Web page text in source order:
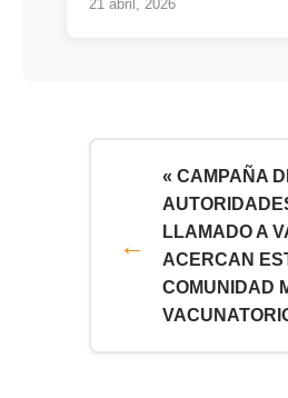
21 abril, 2026
« CAMPAÑA
LLAMADO A
ACERCAN
COMUNIDAD